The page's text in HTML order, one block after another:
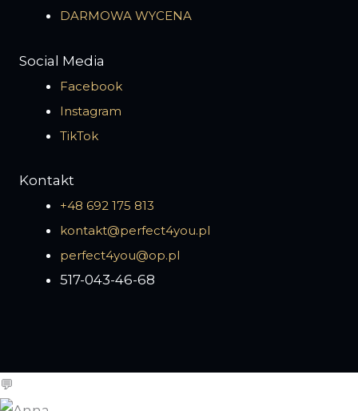
DARMOWA WYCENA
Social Media
Facebook
Instagram
TikTok
Kontakt
+48 692 175 813
kontakt@perfect4you.pl
perfect4you@op.pl
517-043-46-68
💬